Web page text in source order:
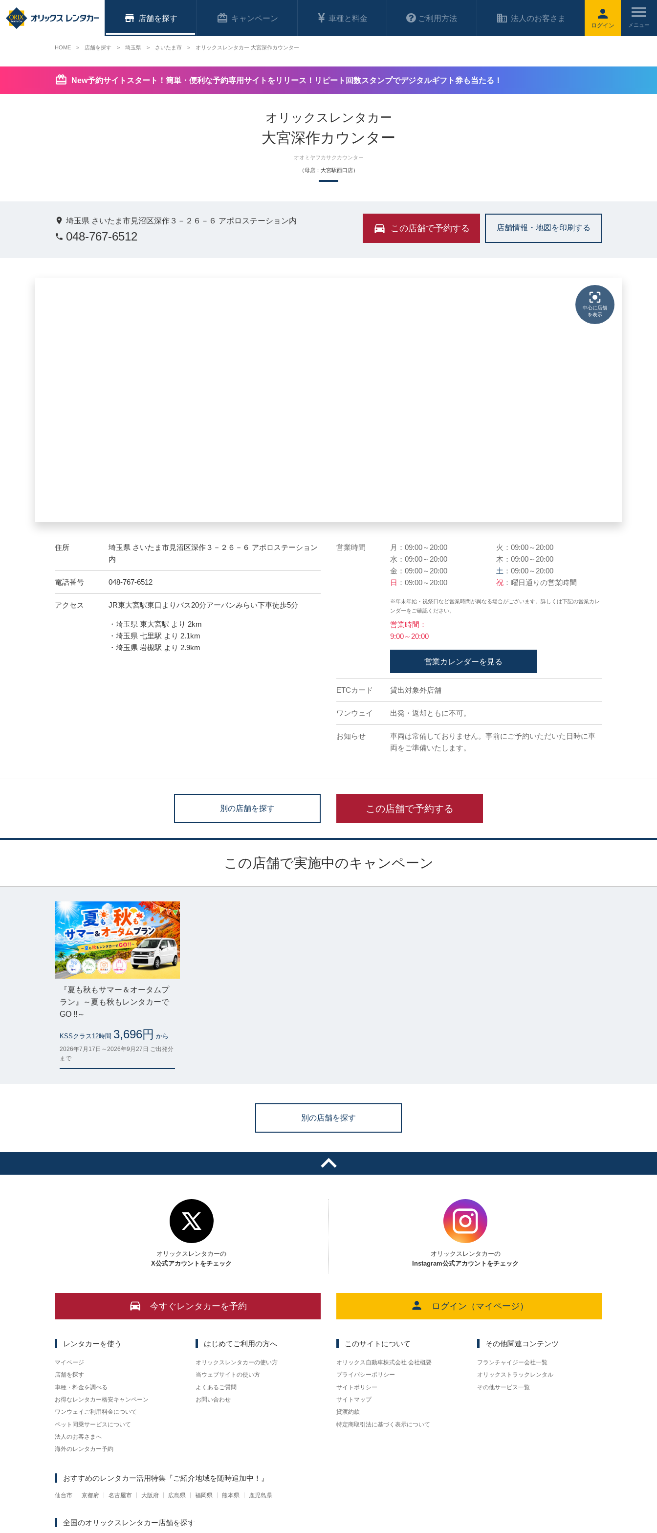
ログイン
店舗 キャンペーン 車種と料金 ご利用方法 法人のお客さま
New予約サイトスタート！簡単・便利な予約専用サイトをリリース！リピート回数スタンプでデジタルギフト券も当たる！
オリックスレンタカー
大宮深作カウンター
オオミヤフカサクカウンター
（母店：大宮駅西口店）
埼玉県 さいたま市見沼区深作３－２６－６ アポロステーション内
048-767-6512
この店舗で予約する 店舗情報・地図を印刷する
中心に店舗
を表示
住所
埼玉県 さいたま市見沼区深作３－２６－６ アポロステーション
内
電話番号 048-767-6512
アクセス JR東大宮駅東口よりバス20分アーバンみらい下車徒歩5分
・埼玉県 東大宮駅 より 2km
・埼玉県 七里駅 より 2.1km
・埼玉県 岩槻駅 より 2.9km
営業時間 月：09:00～20:00
火：09:00～20:00
水：09:00～20:00
木：09:00～20:00
金：09:00～20:00
土 ：09:00～20:00
日 ：09:00～20:00 祝 ：曜日通りの営業時間
※年末年始・祝祭日など営業時間が異なる場合がございます。詳しくは下記の営業カレ
ンダーをご確認ください。
営業時間：
9:00～20:00
営業カレンダーを見る
ETCカード 貸出対象外店舗
ワンウェイ 出発・返却ともに不可。
お知らせ
車両は常備しておりません。事前にご予約いただいた日時に車
両をご準備いたします。
別の店舗を探す この店舗で予約する
この店舗で実施中のキャンペーン
『夏も秋もサマー＆オータムプ
ラン』～夏も秋もレンタカーで
GO !!～
KSSクラス12時間 3,696円 から
2026年7月17日～2026年9月27日 ご出発分
まで
別の店舗を探す
HOME 店舗を探す 埼玉県 さいたま市 オリックスレンタカー 大宮深作カウンター
オリックスレンタカーの
X公式アカウントをチェック
オリックスレンタカーの
Instagram公式アカウントをチェック
今すぐレンタカーを予約 ログイン（マイページ）
レンタカーを使う
マイページ
店舗を探す
車種・料金を調べる
お得なレンタカー格安キャンペーン
ワンウェイご利用料金について
ペット同乗サービスについて
法人のお客さまへ
海外のレンタカー予約
はじめてご利用の方へ
オリックスレンタカーの使い方
当ウェブサイトの使い方
よくあるご質問
お問い合わせ
このサイトについて
オリックス自動車株式会社 会社概要
プライバシーポリシー
サイトポリシー
サイトマップ
貸渡約款
特定商取引法に基づく表示について
その他関連コンテンツ
フランチャイジー会社一覧
オリックストラックレンタル
その他サービス一覧
おすすめのレンタカー活用特集 『ご紹介地域を随時追加中！』
仙台市 京都府 名古屋市 大阪府 広島県 福岡県 熊本県 鹿児島県
全国のオリックスレンタカー店舗を探す